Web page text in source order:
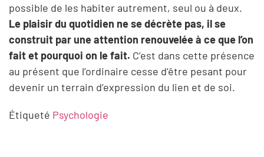
possible de les habiter autrement, seul ou à deux.
Le plaisir du quotidien ne se décrète pas, il se
construit par une attention renouvelée à ce que l’on
fait et pourquoi on le fait. C’est dans cette présence
au présent que l’ordinaire cesse d’être pesant pour
devenir un terrain d’expression du lien et de soi.
Étiqueté Psychologie